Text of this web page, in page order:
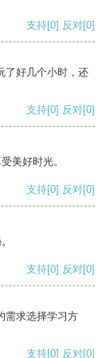
支持[0] 反对[0]
了好几个小时，还
支持[0] 反对[0]
美好时光。
支持[0] 反对[0]
支持[0] 反对[0]
需求选择学习方
支持[0] 反对[0]